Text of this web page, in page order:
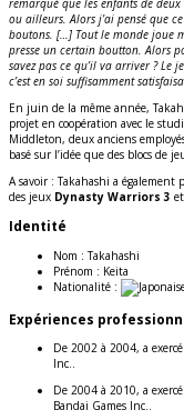
ou ailleurs. Alors j’ai pensé que
boutons. […] Tout le monde joue
presse un certain boutton. Alors
savez pas ce qu’il va arriver ? Le
c’est en soi suffisamment
En juin de la même année,
projet en coopération avec le
Middleton, deux anciens
basé sur l’idée que des blocs de
A savoir : Takahashi a
des jeux Dynasty Warriors 3 et
Identité
Nom :Takahashi
Prénom : Keita
Nationalité :
Expériences
De 2002 à 2004, a
Inc..
De 2004 à 2010, a
Bandai Games Inc..